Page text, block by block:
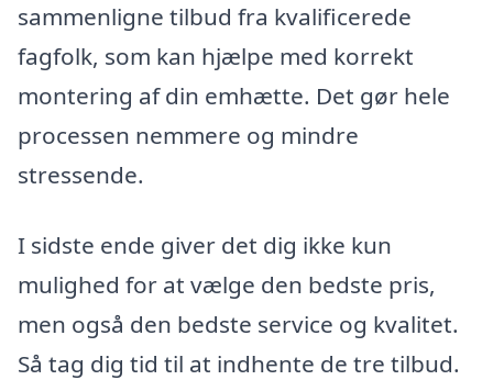
sammenligne tilbud fra kvalificerede
fagfolk, som kan hjælpe med korrekt
montering af din emhætte. Det gør hele
processen nemmere og mindre
stressende.
I sidste ende giver det dig ikke kun
mulighed for at vælge den bedste pris,
men også den bedste service og kvalitet.
Så tag dig tid til at indhente de tre tilbud.